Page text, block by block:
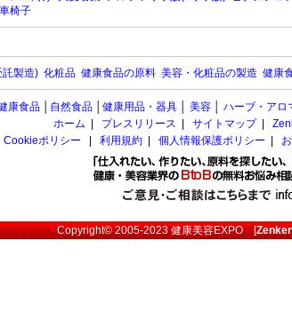
車椅子
託製造) 化粧品 健康食品の原料 美容・化粧品の製造 健康
康食品 自然食品 健康用品・器具 美容 ハーブ・アロ
ホーム
プレスリリース サイトマップ|
Cookieポリシー
利用規約 個人情報保護ポリシー
Copyright© 2005-2023健康美容EXPO[